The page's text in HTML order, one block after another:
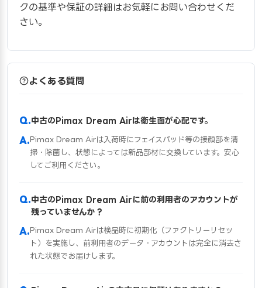
クの基準や保証の詳細はお気軽にお問い合わせくだ
さい。
よくある質問
中古のPimax Dream Airは衛生面が心配です。
Pimax Dream Airは入荷時にフェイスパッド等の接顔部を清
掃・除菌し、状態によっては新品部材に交換しています。安心
してご利用ください。
中古のPimax Dream Airに前の利用者のアカウントが
残っていませんか？
Pimax Dream Airは検品時に初期化（ファクトリーリセッ
ト）を実施し、前利用者のデータ・アカウントは完全に消去さ
れた状態でお届けします。